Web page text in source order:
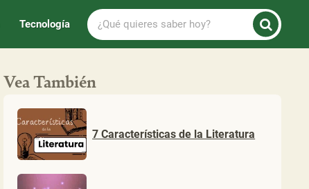
Tecnología
¿Qué
quieres
saber
Vea También
7 Características de la Literatura